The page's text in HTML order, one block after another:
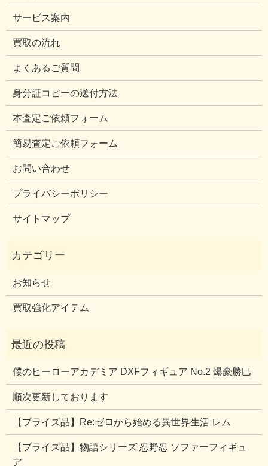
サービス案内
買取の流れ
よくあるご質問
身分証コピーの送付方法
本査定ご依頼フォーム
簡易査定ご依頼フォーム
お問い合わせ
プライバシーポリシー
サイトマップ
お知らせ
買取強化アイテム
僕のヒーローアカデミア DXFフィギュア No.2 爆豪勝巳
順次更新しております
【プライズ品】Re:ゼロから始める異世界生活 レム
【プライズ品】物語シリーズ 忍野忍 ソファーフィギュ
ア